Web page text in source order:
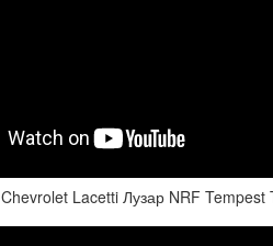
Lacetti Лузар NRF Tempest